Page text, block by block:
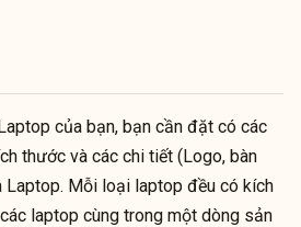
của bạn, bạn cần đặt có các
thước và các chi tiết (Logo, bàn
Laptop. Mỗi loại laptop đều có kích
laptop cùng trong một dòng sản